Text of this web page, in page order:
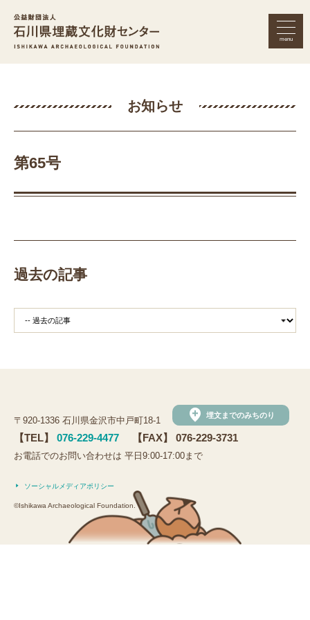
menu
お知らせ
第65号
過去の記事
〒920-1336 石川県金沢市中戸町18-1 add_location 埋文までのみちのり
【TEL】 076-229-4477 【FAX】 076-229-3731
お電話でのお問い合わせは 平日9:00-17:00まで
ソーシャルメディアポリシー
©Ishikawa Archaeological Foundation.